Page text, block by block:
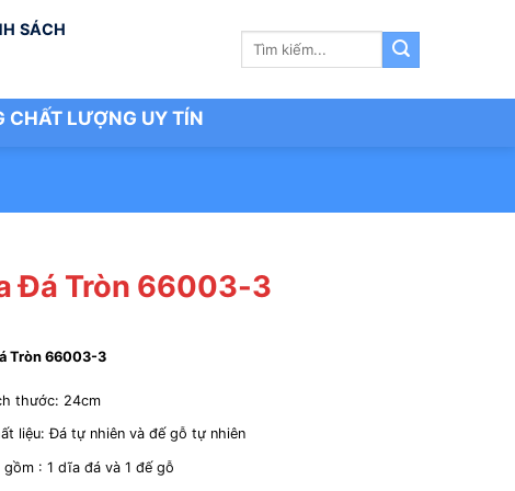
SÁCH
Tìm
CHẤT LƯỢNG UY TÍN
Đá Tròn 66003-3
Tròn 66003-3
thước: 24cm
liệu: Đá tự nhiên và đế gỗ tự nhiên
gồm : 1 dĩa đá và 1 đế gỗ